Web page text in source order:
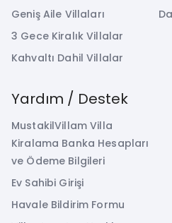
Geniş Aile Villaları
3 Gece Kiralık Villalar
Kahvaltı Dahil Villalar
Yardım / Destek
MustakilVillam Villa
Kiralama Banka Hesapları
ve Ödeme Bilgileri
Ev Sahibi Girişi
Havale Bildirim Formu